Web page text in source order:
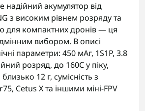
надійний акумулятор від
з високим рівнем розряду та
для компактних дронів — ця
вибором. В описі
параметри: 450 мАг, 1S1P, 3.8
розряд, до 160C у піку,
12 г, сумісність з
Cetus X та іншими міні-FPV